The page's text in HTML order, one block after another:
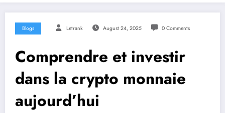
Blogs Letrank August 24, 2025 0 Comments
Comprendre et investir
dans la crypto monnaie
aujourd’hui